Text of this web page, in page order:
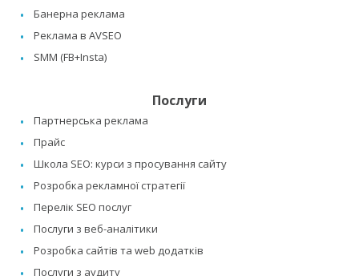
Банерна реклама
Реклама в AVSEO
SMM (FB+Insta)
Послуги
Партнерська реклама
Прайс
Школа SEO: курси з просування сайту
Розробка рекламної стратегії
Перелік SEO послуг
Послуги з веб-аналітики
Розробка сайтів та web додатків
Послуги з аудиту